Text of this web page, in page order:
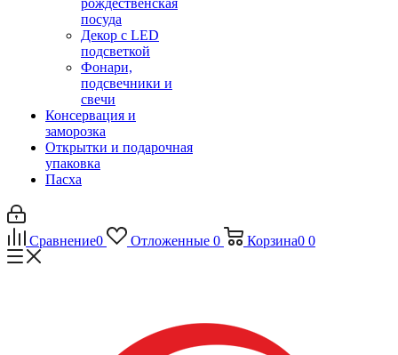
рождественская
посуда
Декор с LED
подсветкой
Фонари,
подсвечники и
свечи
Консервация и
заморозка
Открытки и подарочная
упаковка
Пасха
Сравнение0 Отложенные 0 Корзина0 0